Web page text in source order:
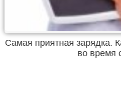
Самая приятная зарядка.
во время